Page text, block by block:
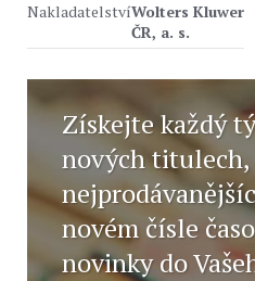
NakladatelstvíWolters Kluwer
ČR, a. s.
Získejte každý
nových
novém čísle
novinky do